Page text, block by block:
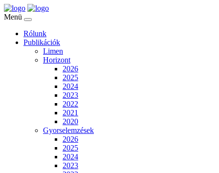
Menü
Rólunk
Publikációk
Limen
Horizont
2026
2025
2024
2023
2022
2021
2020
Gyorselemzések
2026
2025
2024
2023